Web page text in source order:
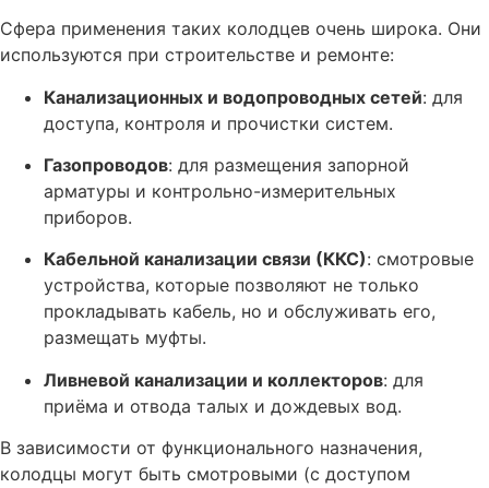
Сфера применения таких колодцев очень широка. Они
используются при строительстве и ремонте:
Канализационных и водопроводных сетей: для
доступа, контроля и прочистки систем.
Газопроводов: для размещения запорной
арматуры и контрольно-измерительных
приборов.
Кабельной канализации связи (ККС): смотровые
устройства, которые позволяют не только
прокладывать кабель, но и обслуживать его,
размещать муфты.
Ливневой канализации и коллекторов: для
приёма и отвода талых и дождевых вод.
В зависимости от функционального назначения,
колодцы могут быть смотровыми (с доступом